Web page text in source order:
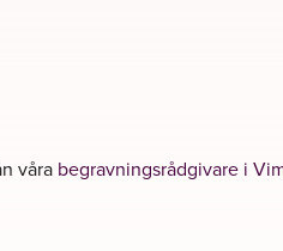
våra begravningsrådgivare i